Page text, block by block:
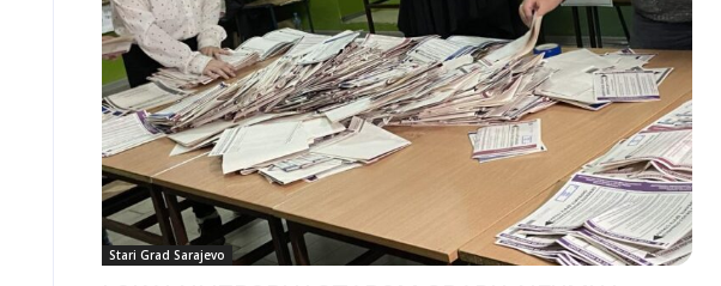
Stari Grad Sarajevo